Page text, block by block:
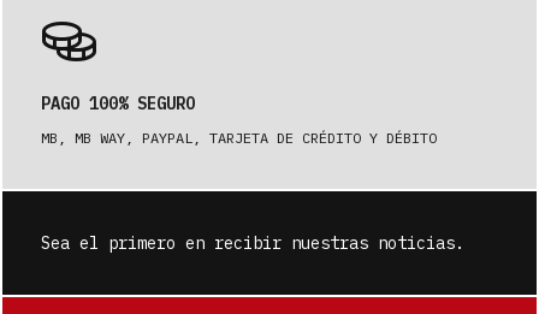
PAGO 100% SEGURO
MB, MB WAY, PAYPAL, TARJETA DE CRÉDITO Y DÉBITO
Sea el primero en recibir nuestras noticias.